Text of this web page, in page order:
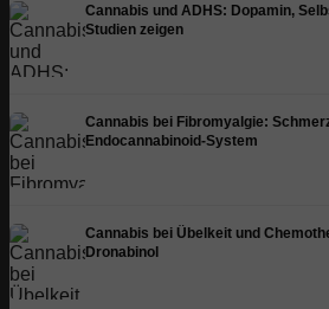
Cannabis und ADHS: Dopamin,
Studien zeigen
Cannabis bei Fibromyalgie:
Endocannabinoid-System
Cannabis bei Übelkeit und
Dronabinol